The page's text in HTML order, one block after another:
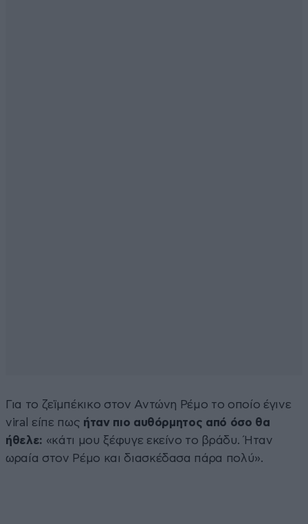
Για το ζεϊμπέκικο στον Αντώνη Ρέμο το οποίο έγινε
viral είπε πως ήταν πιο αυθόρμητος από όσο θα
ήθελε: «κάτι μου ξέφυγε εκείνο το βράδυ. Ήταν
ωραία στον Ρέμο και διασκέδασα πάρα πολύ».